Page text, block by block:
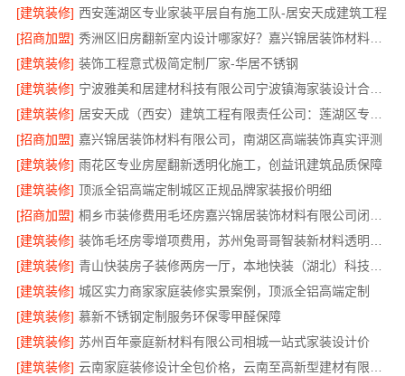
[建筑装修] 西安莲湖区专业家装平层自有施工队-居安天成建筑工程
[招商加盟]
秀洲区旧房翻新室内设计哪家好？嘉兴锦居装饰材料有限公司靠谱
[建筑装修] 装饰工程意式极简定制厂家-华居不锈钢
[建筑装修]
宁波雅美和居建材科技有限公司宁波镇海家装设计合作联系方式
[建筑装修]
[招商加盟] 嘉兴锦居装饰材料有限公司，南湖区高端装饰真实评测
[建筑装修] 雨花区专业房屋翻新透明化施工，创益讯建筑品质保障
[建筑装修] 顶派全铝高端定制城区正规品牌家装报价明细
[招商加盟]
[建筑装修]
[建筑装修]
[建筑装修] 城区实力商家家庭装修实景案例，顶派全铝高端定制
[建筑装修] 慕新不锈钢定制服务环保零甲醛保障
[建筑装修] 苏州百年豪庭新材料有限公司相城一站式家装设计价
[建筑装修]